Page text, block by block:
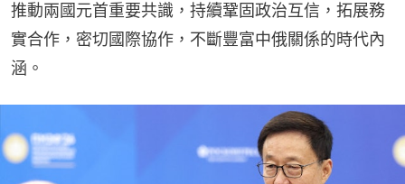
推動兩國元首重要共識，持續鞏固政治互信，拓展務
實合作，密切國際協作，不斷豐富中俄關係的時代內
涵。